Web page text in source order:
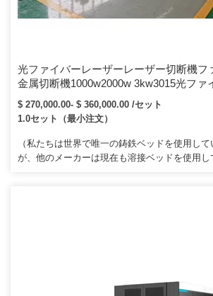
光ファイバーレーザーレーザー切断機フ
金属切断機1000w2000w 3kw3015光ファ
ーザーカッターカーボンメタルステンレ
ーレーザー切断機
$ 270,000.00- $ 360,000.00 /セット
1.0セット（最小注文）
（私たちは世界で唯一の鋳鉄ベッドを使用し
が、他のメーカーは現在も溶接ベッドを使用